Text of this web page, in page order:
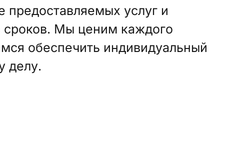
предоставляемых услуг и
сроков. Мы ценим каждого
обеспечить индивидуальный
делу.